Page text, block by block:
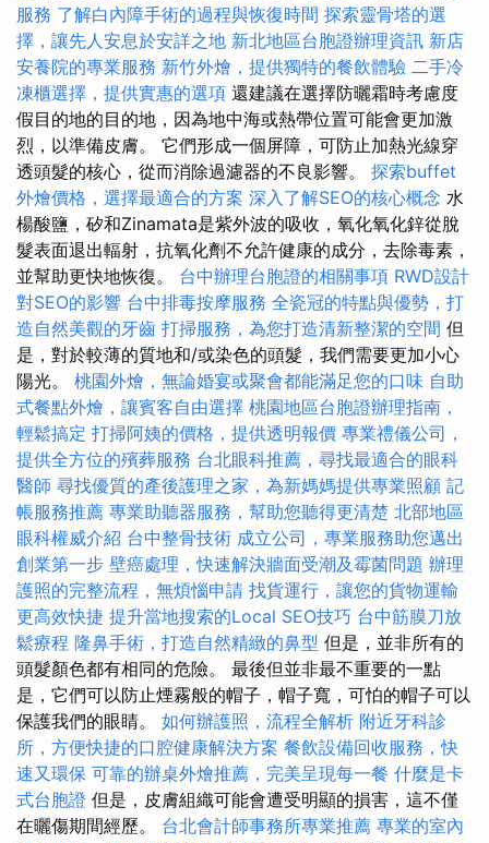
服務 了解白內障手術的過程與恢復時間 探索靈骨塔的選
擇，讓先人安息於安詳之地 新北地區台胞證辦理資訊 新店
安養院的專業服務 新竹外燴，提供獨特的餐飲體驗 二手冷
凍櫃選擇，提供實惠的選項 還建議在選擇防曬霜時考慮度
假目的地的目的地，因為地中海或熱帶位置可能會更加激
烈，以準備皮膚。 它們形成一個屏障，可防止加熱光線穿
透頭髮的核心，從而消除過濾器的不良影響。 探索buffet
外燴價格，選擇最適合的方案 深入了解SEO的核心概念 水
楊酸鹽，矽和Zinamata是紫外波的吸收，氧化氧化鋅從脫
髮表面退出輻射，抗氧化劑不允許健康的成分，去除毒素，
並幫助更快地恢復。 台中辦理台胞證的相關事項 RWD設計
對SEO的影響 台中排毒按摩服務 全瓷冠的特點與優勢，打
造自然美觀的牙齒 打掃服務，為您打造清新整潔的空間 但
是，對於較薄的質地和/或染色的頭髮，我們需要更加小心
陽光。 桃園外燴，無論婚宴或聚會都能滿足您的口味 自助
式餐點外燴，讓賓客自由選擇 桃園地區台胞證辦理指南，
輕鬆搞定 打掃阿姨的價格，提供透明報價 專業禮儀公司，
提供全方位的殯葬服務 台北眼科推薦，尋找最適合的眼科
醫師 尋找優質的產後護理之家，為新媽媽提供專業照顧 記
帳服務推薦 專業助聽器服務，幫助您聽得更清楚 北部地區
眼科權威介紹 台中整骨技術 成立公司，專業服務助您邁出
創業第一步 壁癌處理，快速解決牆面受潮及霉菌問題 辦理
護照的完整流程，無煩惱申請 找貨運行，讓您的貨物運輸
更高效快捷 提升當地搜索的Local SEO技巧 台中筋膜刀放
鬆療程 隆鼻手術，打造自然精緻的鼻型 但是，並非所有的
頭髮顏色都有相同的危險。 最後但並非最不重要的一點
是，它們可以防止煙霧般的帽子，帽子寬，可怕的帽子可以
保護我們的眼睛。 如何辦護照，流程全解析 附近牙科診
所，方便快捷的口腔健康解決方案 餐飲設備回收服務，快
速又環保 可靠的辦桌外燴推薦，完美呈現每一餐 什麼是卡
式台胞證 但是，皮膚組織可能會遭受明顯的損害，這不僅
在曬傷期間經歷。 台北會計師事務所專業推薦 專業的室內